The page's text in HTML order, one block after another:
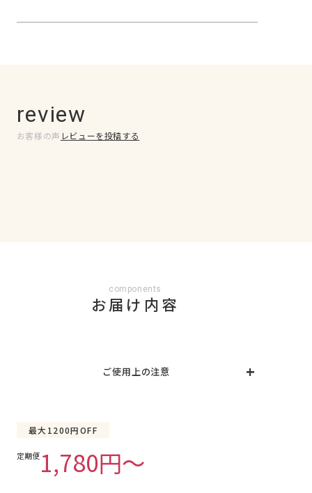
す。お住まいの地域や配送状況によっては、 お届
review
お客様の声 レビューを投稿する
components
お届け内容
ご使用上の注意
化して使用できなくなる場合があります。
がありますが、手のひらで温めていただくと柔らかく
なります。
最大1200円OFF
定期便1,780円〜